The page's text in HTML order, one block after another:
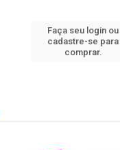
Faça seu login ou
cadastre-se para
comprar.